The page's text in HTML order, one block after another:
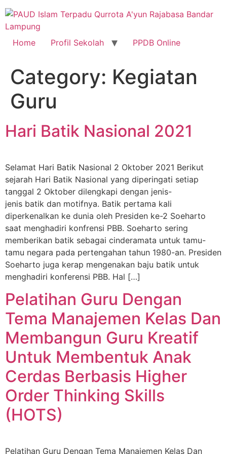
Skip
to
content
Home
Profil Sekolah PPDB Online
Category: Kegiatan
Guru
Hari Batik Nasional 2021
Selamat Hari Batik Nasional 2 Oktober 2021 Berikut
sejarah Hari Batik Nasional yang diperingati setiap
tanggal 2 Oktober dilengkapi dengan jenis-
jenis batik dan motifnya. Batik pertama kali
diperkenalkan ke dunia oleh Presiden ke-2 Soeharto
saat menghadiri konfrensi PBB. Soeharto sering
memberikan batik sebagai cinderamata untuk tamu-
tamu negara pada pertengahan tahun 1980-an. Presiden
Soeharto juga kerap mengenakan baju batik untuk
menghadiri konferensi PBB. Hal […]
Pelatihan Guru Dengan
Tema Manajemen Kelas Dan
Membangun Guru Kreatif
Untuk Membentuk Anak
Cerdas Berbasis Higher
Order Thinking Skills
(HOTS)
Pelatihan Guru Dengan Tema Manajemen Kelas Dan